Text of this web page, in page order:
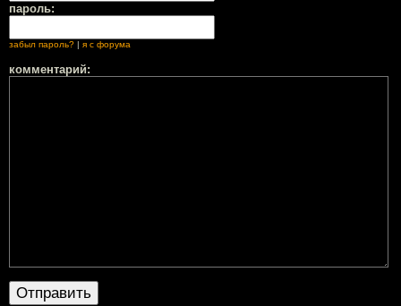
пароль:
забыл пароль? | я с форума
комментарий: